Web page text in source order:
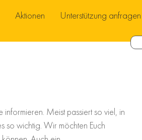
Aktionen Unterstützung anfragen
informieren. Meist passiert so viel, in
so wichtig. Wir möchten Euch